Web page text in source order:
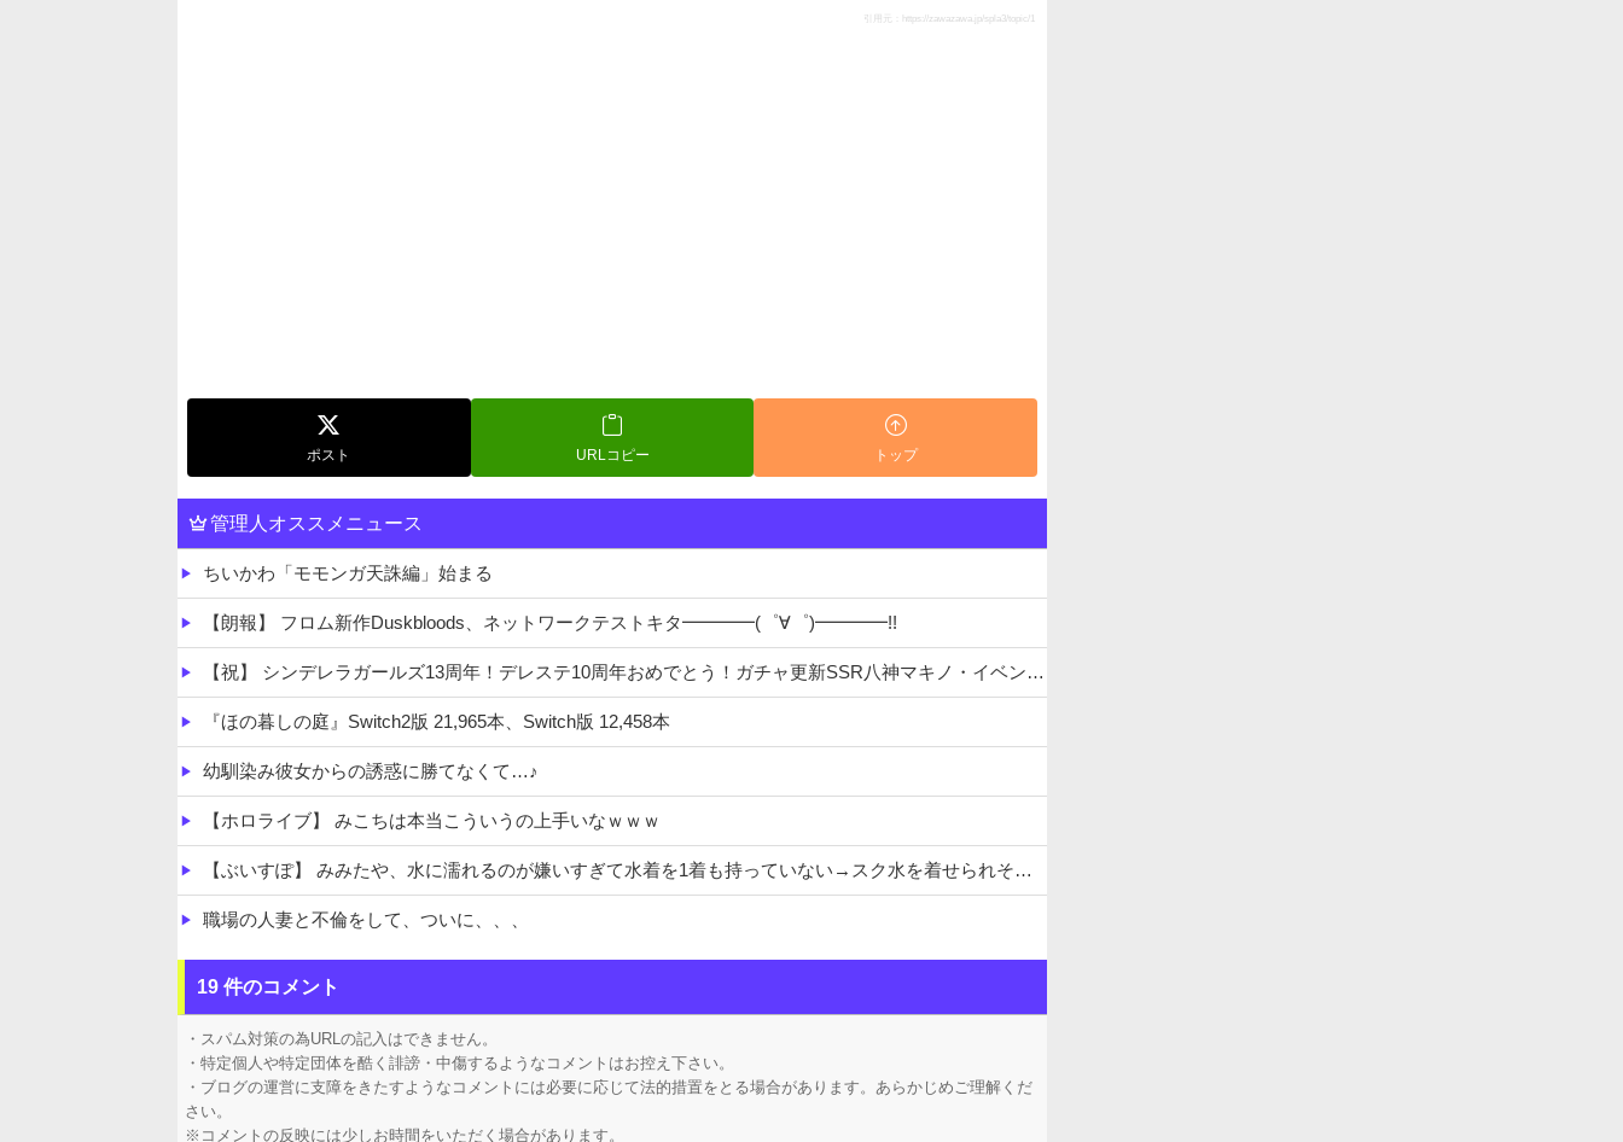
引用元： https://zawazawa.jp/spla3/topic/1
ポスト URLコピー トップ
管理人オススメニュース
ちいかわ「モモンガ天誅編」始まる
【朗報】 フロム新作Duskbloods、ネットワークテストキタ━━━━(゜∀゜)━━━━!!
【祝】 シンデレラガールズ13周年！デレステ10周年おめでとう！ガチャ更新SSR八神マキノ・イベントSRイヴ、SR望月聖！
『ほの暮しの庭』Switch2版 21,965本、Switch版 12,458本
幼馴染み彼女からの誘惑に勝てなくて…♪
【ホロライブ】 みこちは本当こういうの上手いなｗｗｗ
【ぶいすぽ】 みみたや、水に濡れるのが嫌いすぎて水着を1着も持っていない→スク水を着せられそうになるｗ
職場の人妻と不倫をして、ついに、、、
【発見】 発達っぽい奴の共通点って『立場を理解できない』だよな
19 件のコメント
・スパム対策の為URLの記入はできません。
・特定個人や特定団体を酷く誹謗・中傷するようなコメントはお控え下さい。
・ブログの運営に支障をきたすようなコメントには必要に応じて法的措置をとる場合があります。あらかじめご理解くだ
さい。
※コメントの反映には少しお時間をいただく場合があります。